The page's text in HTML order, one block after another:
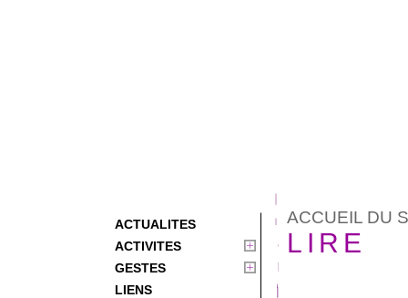
ACTUALITES
ACTIVITES
GESTES
LIENS
ACCUEIL DU
LIRE